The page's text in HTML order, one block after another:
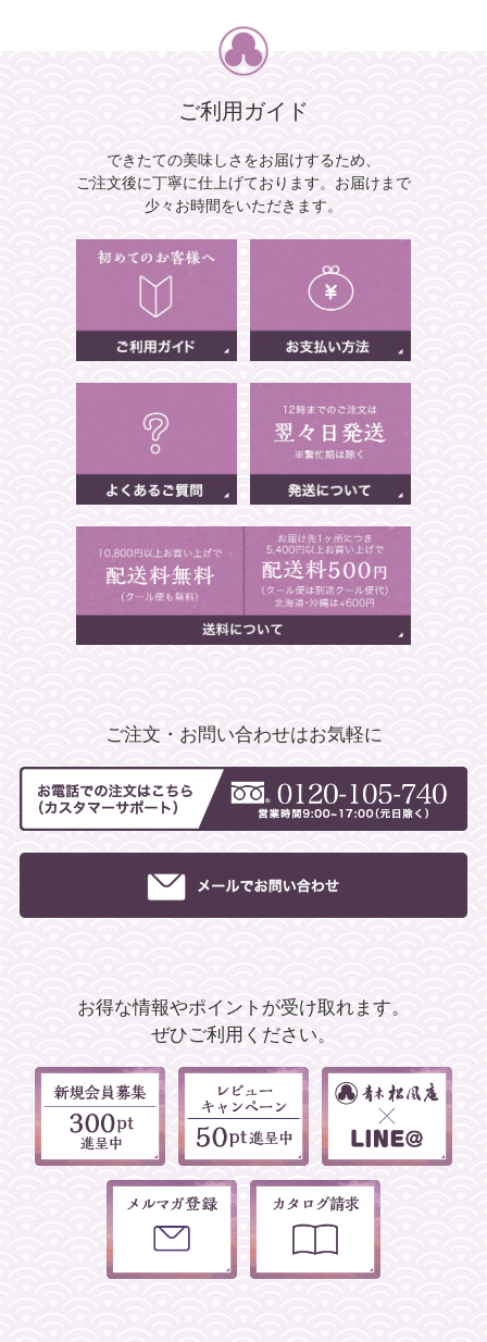
ご利用ガイド
できたての美味しさをお届けするため、
ご注文後に丁寧に仕上げております。 お届けまで
少々お時間をいただきます。
ご注文・お問い合わせはお気軽に
お得な情報やポイントが受け取れます。
ぜひご利用ください。